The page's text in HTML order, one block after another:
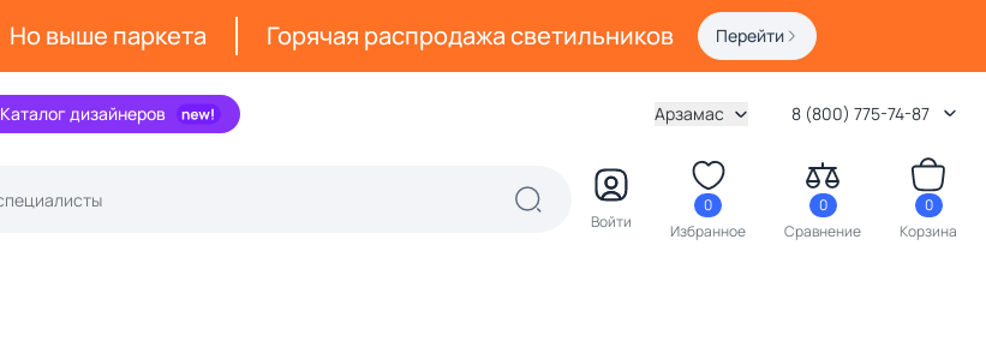
Но выше паркета Горячая распродажа светильников Перейти
Каталог дизайнеров Арзамас 8 (800) 775-74-87
Войти
0
Избранное
0
Сравнение
0
Корзина